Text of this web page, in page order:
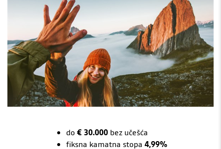
do € 30.000 bez učešća
fiksna kamatna stopa 4,99%